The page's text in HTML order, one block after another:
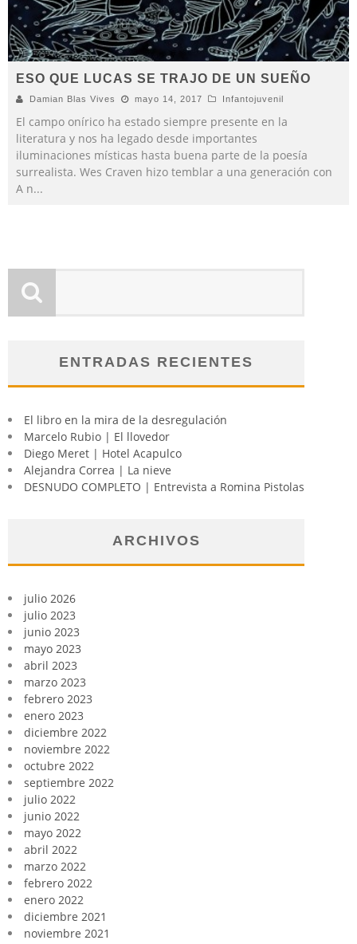
ESO QUE LUCAS SE TRAJO DE UN SUEÑO
Damian Blas Vives mayo 14, 2017 Infantojuvenil
El campo onírico ha estado siempre presente en la
literatura y nos ha legado desde importantes
iluminaciones místicas hasta buena parte de la poesía
surrealista. Wes Craven hizo temblar a una generación con
A n...
ENTRADAS RECIENTES
El libro en la mira de la desregulación
Marcelo Rubio | El llovedor
Diego Meret | Hotel Acapulco
Alejandra Correa | La nieve
DESNUDO COMPLETO | Entrevista a Romina Pistolas
ARCHIVOS
julio 2026
julio 2023
junio 2023
mayo 2023
abril 2023
marzo 2023
febrero 2023
enero 2023
diciembre 2022
noviembre 2022
octubre 2022
septiembre 2022
julio 2022
junio 2022
mayo 2022
abril 2022
marzo 2022
febrero 2022
enero 2022
diciembre 2021
noviembre 2021